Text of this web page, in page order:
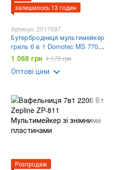
залишилось 13 годин
Артикул: 2017697
Бутербродниця мультимейкер
гриль 6 в 1 Domotec MS 7706
1000 вт
1 088 грн 1 175 грн
Оптові ціни
Розпродаж